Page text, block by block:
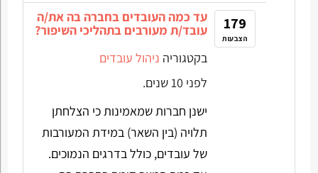
179
הצבעות
עד כמה העובדים בחברה בה את/ה
עובד/ת מעורבים בתהליכי השיפור?
בקטגוריה ניהול עובדים
לפני 10 שנים.
ישנן חברות שמאמינות כי הצלחתן
תלויה (בין השאר) במידת המעורבות
של עובדים, כולל בדרגים הנמוכים.